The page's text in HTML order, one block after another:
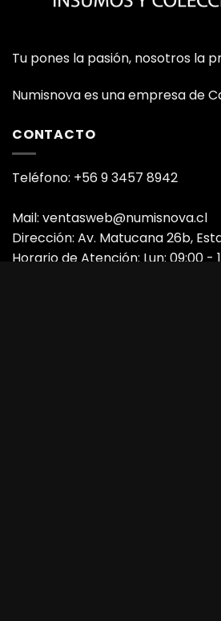
Tu pones la pasión, nosotros la
Numisnova es una empresa de
CONTACTO
Teléfono: +56 9 3457 8942
Mail: ventasweb@numisnova.cl
Dirección: Av. Matucana 26b,
Horario de Atención: Lun: 09:00 -